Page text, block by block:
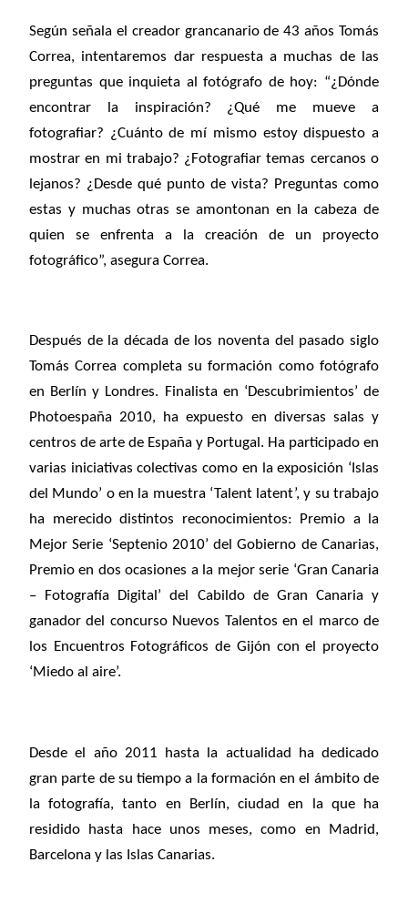
Según señala el creador grancanario de 43 años Tomás
Correa, intentaremos dar respuesta a muchas de las
preguntas que inquieta al fotógrafo de hoy: “¿Dónde
encontrar la inspiración? ¿Qué me mueve a
fotografiar? ¿Cuánto de mí mismo estoy dispuesto a
mostrar en mi trabajo? ¿Fotografiar temas cercanos o
lejanos? ¿Desde qué punto de vista? Preguntas como
estas y muchas otras se amontonan en la cabeza de
quien se enfrenta a la creación de un proyecto
fotográfico”, asegura Correa.
Después de la década de los noventa del pasado siglo
Tomás Correa completa su formación como fotógrafo
en Berlín y Londres. Finalista en ‘Descubrimientos’ de
Photoespaña 2010, ha expuesto en diversas salas y
centros de arte de España y Portugal. Ha participado en
varias iniciativas colectivas como en la exposición ‘Islas
del Mundo’ o en la muestra ‘Talent latent’, y su trabajo
ha merecido distintos reconocimientos: Premio a la
Mejor Serie ‘Septenio 2010’ del Gobierno de Canarias,
Premio en dos ocasiones a la mejor serie ‘Gran Canaria
– Fotografía Digital’ del Cabildo de Gran Canaria y
ganador del concurso Nuevos Talentos en el marco de
los Encuentros Fotográficos de Gijón con el proyecto
‘Miedo al aire’.
Desde el año 2011 hasta la actualidad ha dedicado
gran parte de su tiempo a la formación en el ámbito de
la fotografía, tanto en Berlín, ciudad en la que ha
residido hasta hace unos meses, como en Madrid,
Barcelona y las Islas Canarias.